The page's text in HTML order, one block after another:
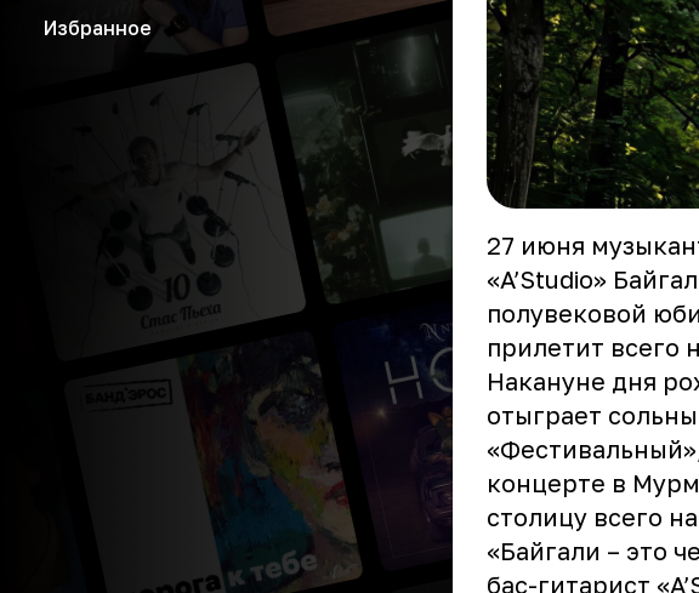
Избранное
27 июня
«A’Studio»
полувековой
прилетит всего
Накануне дня
отыграет
концерте в
столицу всего
«Байгали – это
бас-гитарист